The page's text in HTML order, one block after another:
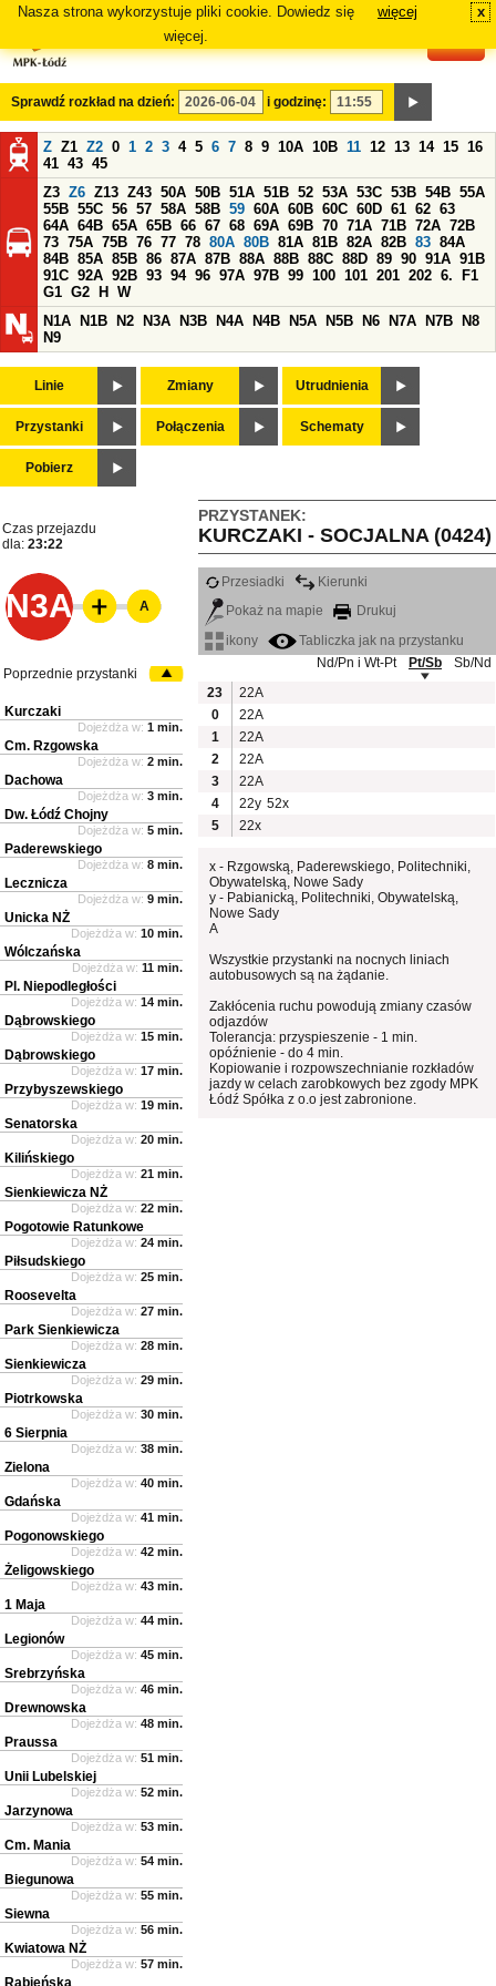
Nasza strona wykorzystuje pliki cookie. Dowiedz się
więcej.
więcej x
Sprawdź rozkład na dzień: i godzinę:
Z Z1 Z2 0 1 2 3 4 5 6 7 8 9 10A 10B 11 12 13 14 15 16
41 43 45
Z3 Z6 Z13 Z43 50A 50B 51A 51B 52 53A 53C 53B 54B 55A
55B 55C 56 57 58A 58B 59 60A 60B 60C 60D 61 62 63
64A 64B 65A 65B 66 67 68 69A 69B 70 71A 71B 72A 72B
73 75A 75B 76 77 78 80A 80B 81A 81B 82A 82B 83 84A
84B 85A 85B 86 87A 87B 88A 88B 88C 88D 89 90 91A 91B
91C 92A 92B 93 94 96 97A 97B 99 100 101 201 202 6.
F1
G1 G2 H
W
N1A
N1B N2 N3A N3B N4A N4B N5A N5B N6 N7A N7B
N8
N9
Linie Zmiany Utrudnienia
Przystanki Połączenia Schematy
Pobierz
PRZYSTANEK:
KURCZAKI - SOCJALNA (0424)
Czas przejazdu
dla: 23:22
N3A
Przesiadki
Kierunki
Pokaż na mapie
Drukuj
ikony
Tabliczka jak na przystanku
Nd/Pn i Wt-Pt
Pt/Sb
Sb/Nd
23
22A
0
22A
1
22A
2
22A
3
22A
4
22y 52x
5
22x
x - Rzgowską, Paderewskiego, Politechniki,
Obywatelską, Nowe Sady
y - Pabianicką, Politechniki, Obywatelską,
Nowe Sady
A
Wszystkie przystanki na nocnych liniach
autobusowych są na żądanie.
Zakłócenia ruchu powodują zmiany czasów
odjazdów
Tolerancja: przyspieszenie - 1 min.
opóźnienie - do 4 min.
Kopiowanie i rozpowszechnianie rozkładów
jazdy w celach zarobkowych bez zgody MPK
Łódź Spółka z o.o jest zabronione.
A
Poprzednie przystanki
Kurczaki
Dojeżdża w: 1 min.
Cm. Rzgowska
Dojeżdża w: 2 min.
Dachowa
Dojeżdża w: 3 min.
Dw. Łódź Chojny
Dojeżdża w: 5 min.
Paderewskiego
Dojeżdża w: 8 min.
Lecznicza
Dojeżdża w: 9 min.
Unicka NŻ
Dojeżdża w: 10 min.
Wólczańska
Dojeżdża w: 11 min.
Pl. Niepodległości
Dojeżdża w: 14 min.
Dąbrowskiego
Dojeżdża w: 15 min.
Dąbrowskiego
Dojeżdża w: 17 min.
Przybyszewskiego
Dojeżdża w: 19 min.
Senatorska
Dojeżdża w: 20 min.
Kilińskiego
Dojeżdża w: 21 min.
Sienkiewicza NŻ
Dojeżdża w: 22 min.
Pogotowie Ratunkowe
Dojeżdża w: 24 min.
Piłsudskiego
Dojeżdża w: 25 min.
Roosevelta
Dojeżdża w: 27 min.
Park Sienkiewicza
Dojeżdża w: 28 min.
Sienkiewicza
Dojeżdża w: 29 min.
Piotrkowska
Dojeżdża w: 30 min.
6 Sierpnia
Dojeżdża w: 38 min.
Zielona
Dojeżdża w: 40 min.
Gdańska
Dojeżdża w: 41 min.
Pogonowskiego
Dojeżdża w: 42 min.
Żeligowskiego
Dojeżdża w: 43 min.
1 Maja
Dojeżdża w: 44 min.
Legionów
Dojeżdża w: 45 min.
Srebrzyńska
Dojeżdża w: 46 min.
Drewnowska
Dojeżdża w: 48 min.
Praussa
Dojeżdża w: 51 min.
Unii Lubelskiej
Dojeżdża w: 52 min.
Jarzynowa
Dojeżdża w: 53 min.
Cm. Mania
Dojeżdża w: 54 min.
Biegunowa
Dojeżdża w: 55 min.
Siewna
Dojeżdża w: 56 min.
Kwiatowa NŻ
Dojeżdża w: 57 min.
Rąbieńska